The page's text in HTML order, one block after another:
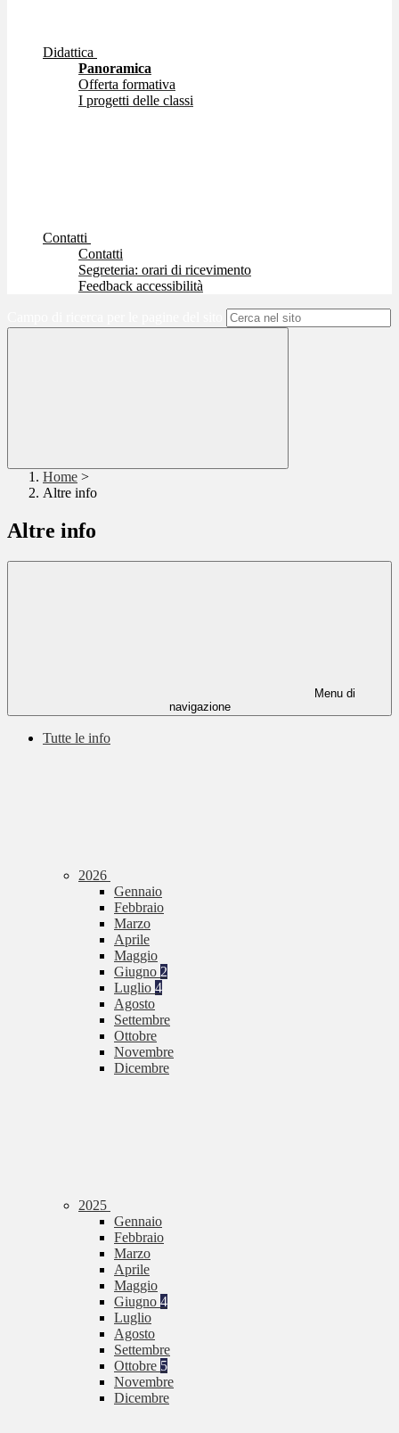
Didattica
Panoramica
Offerta formativa
I progetti delle classi
Contatti
Contatti
Segreteria: orari di ricevimento
Feedback accessibilità
Home >
Altre info
Altre info
Menu di
navigazione
Tutte le info
2026
Gennaio
Febbraio
Marzo
Aprile
Maggio
Giugno 2
Luglio 4
Agosto
Settembre
Ottobre
Novembre
Dicembre
2025
Gennaio
Febbraio
Marzo
Aprile
Maggio
Giugno 4
Luglio
Agosto
Settembre
Ottobre 5
Novembre
Dicembre